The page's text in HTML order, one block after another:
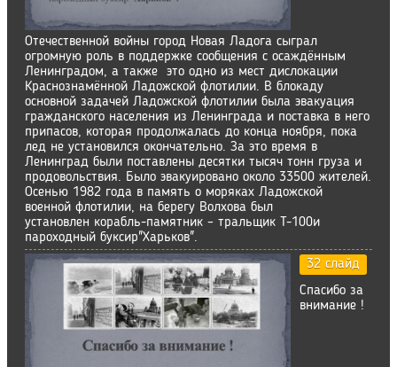
Отечественной войны город Новая Ладога сыграл
огромную роль в поддержке сообщения с осаждённым
Ленинградом, а также это одно из мест дислокации
Краснознамённой Ладожской флотилии. В блокаду
основной задачей Ладожской флотилии была эвакуация
гражданского населения из Ленинграда и поставка в него
припасов, которая продолжалась до конца ноября, пока
лед не установился окончательно. За это время в
Ленинград были поставлены десятки тысяч тонн груза и
продовольствия. Было эвакуировано около 33500 жителей.
Осенью 1982 года в память о моряках Ладожской
военной флотилии, на берегу Волхова был
установлен корабль-памятник – тральщик Т-100и
пароходный буксир"Харьков".
32 слайд
Спасибо за
внимание !